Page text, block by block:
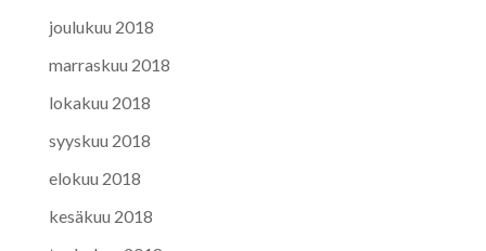
joulukuu 2018
marraskuu 2018
lokakuu 2018
syyskuu 2018
elokuu 2018
kesäkuu 2018